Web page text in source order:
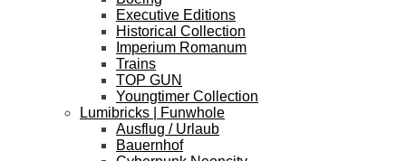
Executive Editions
Historical Collection
Imperium Romanum
Trains
TOP GUN
Youngtimer Collection
Lumibricks | Funwhole
Ausflug / Urlaub
Bauernhof